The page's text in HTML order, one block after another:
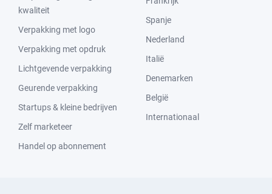
kwaliteit
Verpakking met logo
Verpakking met opdruk
Lichtgevende verpakking
Geurende verpakking
Startups & kleine bedrijven
Zelf marketeer
Handel op abonnement
Spanje
Nederland
Italië
Denemarken
België
Internationaal